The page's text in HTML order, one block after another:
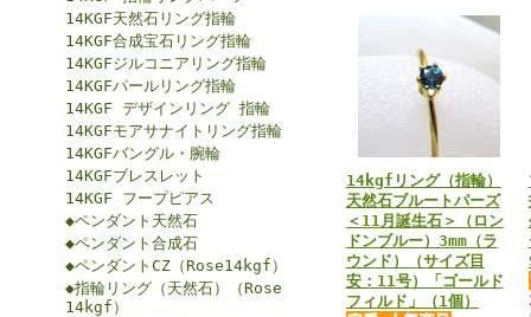
14KGF天然石リング指輪
14KGF合成宝石リング指輪
14KGFジルコニアリング指輪
14KGFパールリング指輪
14KGF デザインリング 指輪
14KGFモアサナイトリング指輪
14KGFバングル・腕輪
14KGFブレスレット
14KGF フープピアス
◆ペンダント天然石
◆ペンダント合成石
◆ペンダントCZ（Rose14kgf）
◆指輪リング（天然石）（Rose
14kgf）
14kgfリング（指輪）
天然石ブルートパーズ
＜11月誕生石＞（ロン
ドンブルー）3mm（ラ
ウンド）（サイズ目
安：11号）「ゴールド
フィルド」（1個）